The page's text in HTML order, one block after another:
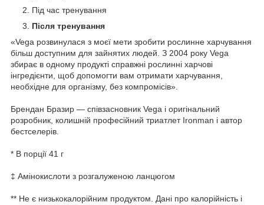
Під час тренування
Після тренування
«Vega розвинулася з моєї мети зробити рослинне харчування
більш доступним для зайнятих людей. З 2004 року Vega
збирає в одному продукті справжні рослинні харчові
інгредієнти, щоб допомогти вам отримати харчування,
необхідне для організму, без компромісів».
Брендан Бразир — співзасновник Vega і оригінальний
розробник, колишній професійний триатлет Ironman і автор
бестселерів.
* В порції 41 г
‡ Амінокислоти з розгалуженою ланцюгом
** Не є низькокалорійним продуктом. Дані про калорійність і